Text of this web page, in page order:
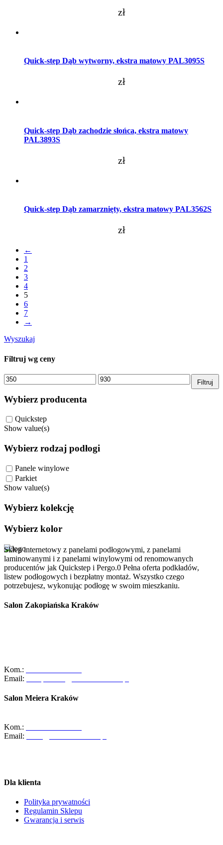
zł
Quick-step Dąb wytworny, ekstra matowy PAL3095S
zł
Quick-step Dąb zachodzie słońca, ekstra matowy
PAL3893S
zł
Quick-step Dąb zamarznięty, ekstra matowy PAL3562S
zł
←
1
2
3
4
5
6
7
→
Wyszukaj
Filtruj wg ceny
Cena
min.
Cena
maks.
Filtruj
Wybierz producenta
Quickstep
Show value(s)
Wybierz rodzaj podłogi
Panele winylowe
Parkiet
Show value(s)
Wybierz kolekcję
Wybierz kolor
Sklep internetowy z panelami podłogowymi, z panelami
laminowanymi i z panelami winylowymi od renomowanych
producentów jak Quickstep i Pergo.0 Pełna oferta podkładów,
listew podłogowych i bezpłatny montaż. Wszystko czego
potrzebujesz, wykonując podłogę w swoim mieszkaniu.
Salon Zakopiańska Kraków
Kom.:
Email:
Salon Meiera Kraków
Kom.:
Email:
Dla klienta
Polityka prywatności
Regulamin Sklepu
Gwarancja i serwis